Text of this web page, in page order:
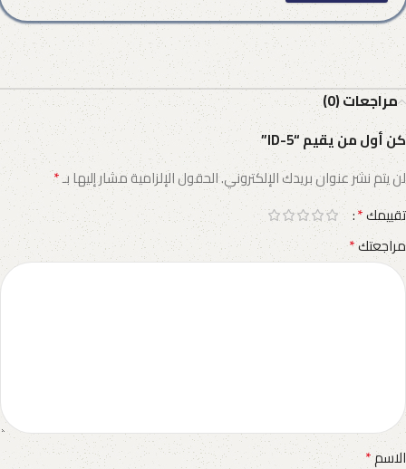
مراجعات (0)
كن أول من يقيم “ID-5”
لن يتم نشر عنوان بريدك الإلكتروني.الحقول الإلزامية مشار إليها بـ*
تقييمك*
مراجعتك*
الاسم*